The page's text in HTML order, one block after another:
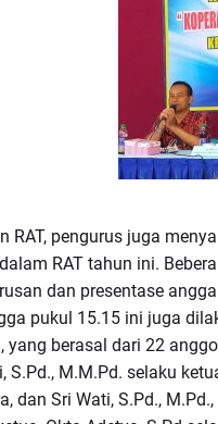
RAT, pengurus juga
RAT tahun ini.
dan presentase
pukul 15.15 ini juga
yang berasal dari 22
S.Pd., M.M.Pd. selaku
dan Sri Wati, S.Pd.,